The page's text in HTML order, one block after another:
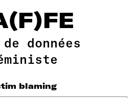
de données
blaming